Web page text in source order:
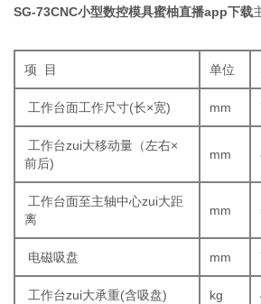
SG-73CNC小型数控模具蜜柚直播app下载
项 目 单位
工作台面工作尺寸(长×宽) mm
工作台zui大移动量（左右×
前后)
mm
工作台面至主轴中心zui大距
离
mm
电磁吸盘 mm
工作台zui大承重(含吸盘) kg